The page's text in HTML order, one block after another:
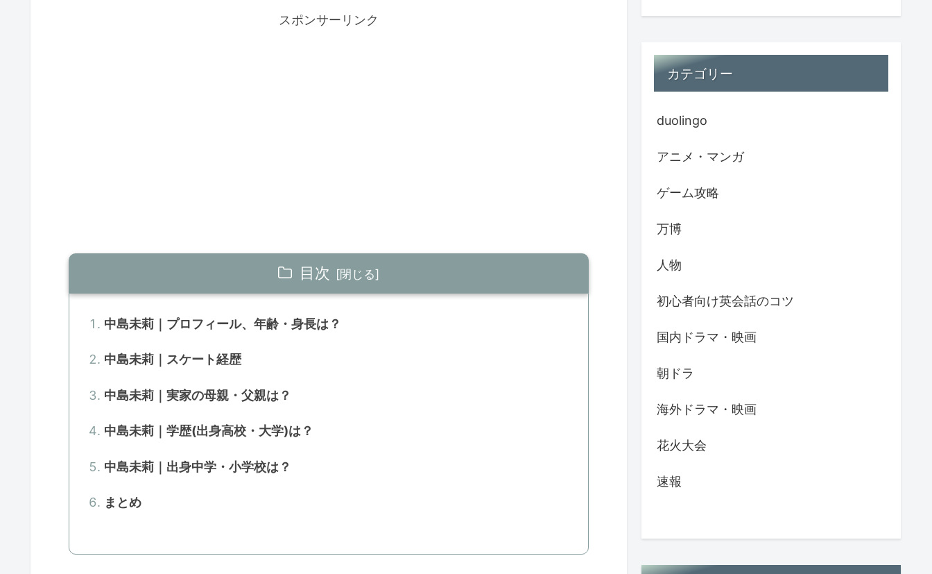
スポンサーリンク
目次
中島未莉｜プロフィール、年齢・身長は？
中島未莉｜スケート経歴
中島未莉｜実家の母親・父親は？
中島未莉｜学歴(出身高校・大学)は？
中島未莉｜出身中学・小学校は？
まとめ
カテゴリー
duolingo
アニメ・マンガ
ゲーム攻略
万博
人物
初心者向け英会話のコツ
国内ドラマ・映画
朝ドラ
海外ドラマ・映画
花火大会
速報